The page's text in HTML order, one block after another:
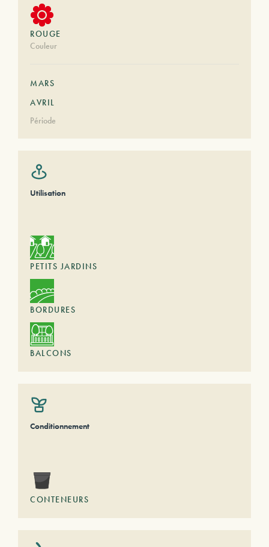
ROUGE
Couleur
MARS
AVRIL
Période
Utilisation
PETITS JARDINS
BORDURES
BALCONS
Conditionnement
CONTENEURS